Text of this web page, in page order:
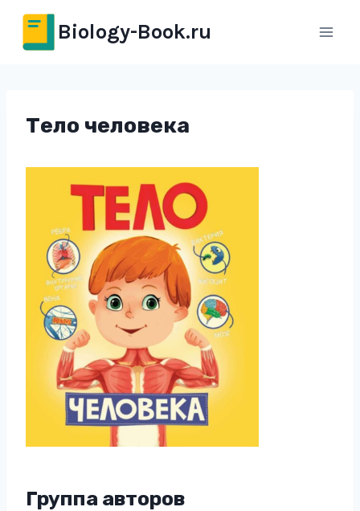
Перейти
содержимому
Biology-Book.ru
Тело человека
Группа авторов